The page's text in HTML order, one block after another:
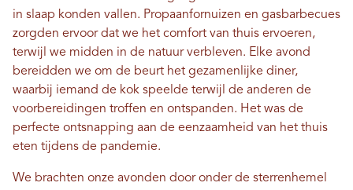
in slaap konden vallen. Propaanfornuizen en gasbarbecues
zorgden ervoor dat we het comfort van thuis ervoeren,
terwijl we midden in de natuur verbleven. Elke avond
bereidden we om de beurt het gezamenlijke diner,
waarbij iemand de kok speelde terwijl de anderen de
voorbereidingen troffen en ontspanden. Het was de
perfecte ontsnapping aan de eenzaamheid van het thuis
eten tijdens de pandemie.
We brachten onze avonden door onder de sterrenhemel